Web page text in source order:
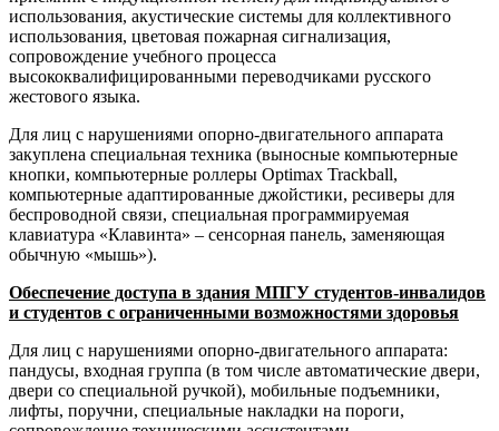
использования, акустические системы для коллективного
использования, цветовая пожарная сигнализация,
сопровождение учебного процесса
высококвалифицированными переводчиками русского
жестового языка.
Для лиц с нарушениями опорно-двигательного аппарата
закуплена специальная техника (выносные компьютерные
кнопки, компьютерные роллеры Optimax Trackball,
компьютерные адаптированные джойстики, ресиверы для
беспроводной связи, специальная программируемая
клавиатура «Клавинта» – сенсорная панель, заменяющая
обычную «мышь»).
Обеспечение доступа в здания МПГУ студентов-инвалидов
и студентов с ограниченными возможностями здоровья
Для лиц с нарушениями опорно-двигательного аппарата:
пандусы, входная группа (в том числе автоматические двери,
двери со специальной ручкой), мобильные подъемники,
лифты, поручни, специальные накладки на пороги,